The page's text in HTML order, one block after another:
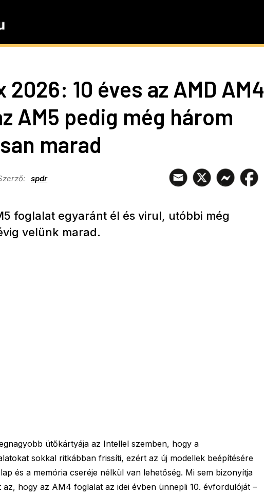
2026: 10 éves az AMD AM4
AM5 pedig még három
marad
spdr
foglalat egyaránt él és virul, utóbbi még
velünk marad.
ütőkártyája az Intellel szemben, hogy a
sokkal ritkábban frissíti, ezért az új modellek beépítésére
és a memória cseréje nélkül van lehetőség. Mi sem bizonyítja
az, hogy az AM4 foglalat az idei évben ünnepli 10. évfordulóját –